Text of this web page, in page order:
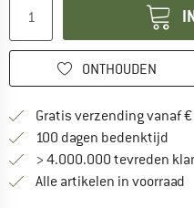
ONTHOUDEN
Gratis verzending vanaf
100 dagen bedenktijd
> 4.000.000 tevreden
Alle artikelen in voorraad